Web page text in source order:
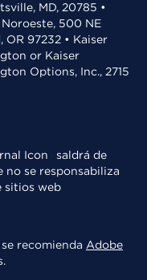
MD, 20785 •
500 NE
97232 • Kaiser
or Kaiser
Options, Inc., 2715
saldrá de
no se responsabiliza
sitios web
recomienda Adobe